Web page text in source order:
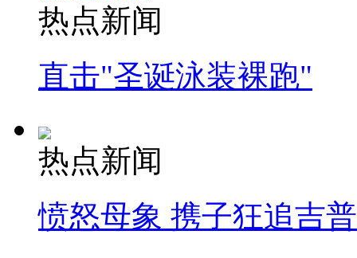
热点新闻
直击"圣诞泳装裸跑"
热点新闻
愤怒母象 携子狂追吉